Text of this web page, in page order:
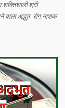
श्री
वाला अद्भुत रोग नाशक